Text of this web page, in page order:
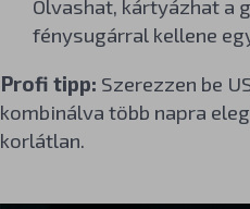
Olvashat, kártyázhat a
fénysugárral kellene
Profi tipp: Szerezzen be
kombinálva több napra
korlátlan.